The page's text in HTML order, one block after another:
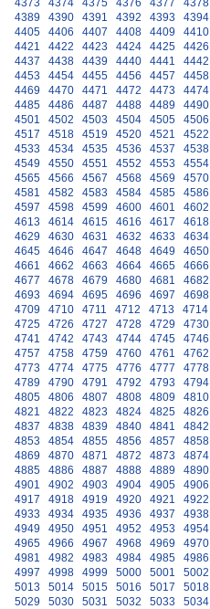
4373
4374 4375 4376 4377 4378
4389
4390 4391 4392 4393 4394
4405
4406 4407 4408 4409 4410
4421
4422 4423 4424 4425 4426
4437
4438 4439 4440 4441 4442
4453
4454 4455 4456 4457 4458
4469
4470 4471 4472 4473 4474
4485
4486 4487 4488 4489 4490
4501
4502 4503 4504 4505 4506
4517
4518 4519 4520 4521 4522
4533
4534 4535 4536 4537 4538
4549
4550 4551 4552 4553 4554
4565
4566 4567 4568 4569 4570
4581
4582 4583 4584 4585 4586
4597
4598 4599 4600 4601 4602
4613
4614 4615 4616 4617 4618
4629
4630 4631 4632 4633 4634
4645
4646 4647 4648 4649 4650
4661
4662 4663 4664 4665 4666
4677
4678 4679 4680 4681 4682
4693
4694 4695 4696 4697 4698
4709
4710 4711 4712 4713 4714
4725
4726 4727 4728 4729 4730
4741
4742 4743 4744 4745 4746
4757
4758 4759 4760 4761 4762
4773
4774 4775 4776 4777 4778
4789
4790 4791 4792 4793 4794
4805
4806 4807 4808 4809 4810
4821
4822 4823 4824 4825 4826
4837
4838 4839 4840 4841 4842
4853
4854 4855 4856 4857 4858
4869
4870 4871 4872 4873 4874
4885
4886 4887 4888 4889 4890
4901
4902 4903 4904 4905 4906
4917
4918 4919 4920 4921 4922
4933
4934 4935 4936 4937 4938
4949
4950 4951 4952 4953 4954
4965
4966 4967 4968 4969 4970
4981
4982 4983 4984 4985 4986
4997
4998 4999 5000 5001 5002
5013
5014 5015 5016 5017 5018
5029
5030 5031 5032 5033 5034